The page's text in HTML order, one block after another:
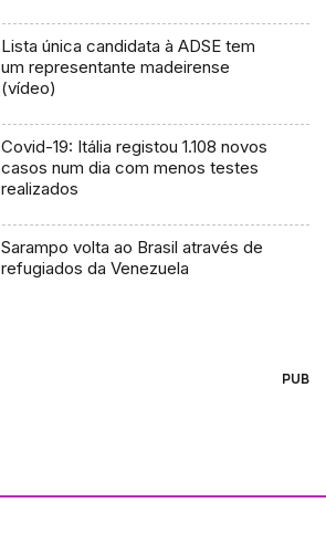
Lista única candidata à ADSE tem
um representante madeirense
(vídeo)
Covid-19: Itália registou 1.108 novos
casos num dia com menos testes
realizados
Sarampo volta ao Brasil através de
refugiados da Venezuela
PUB